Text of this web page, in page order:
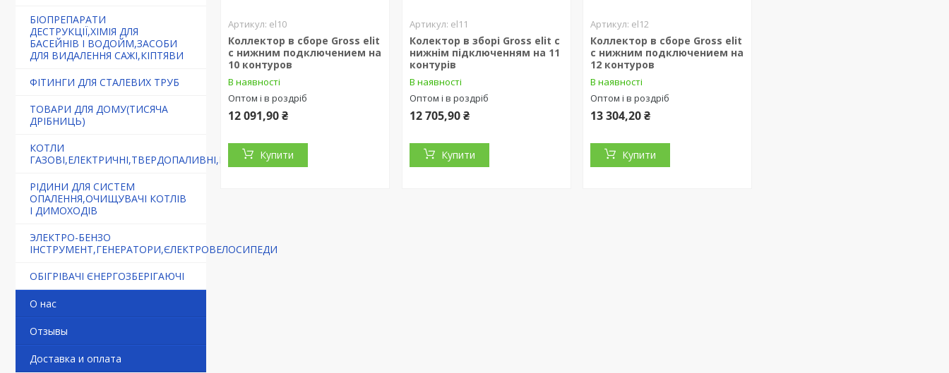
БІОПРЕПАРАТИ
ДЕСТРУКЦІЇ,ХІМІЯ ДЛЯ
БАСЕЙНІВ І ВОДОЙМ,ЗАСОБИ
ДЛЯ ВИДАЛЕННЯ САЖІ,КІПТЯВИ
ФІТИНГИ ДЛЯ СТАЛЕВИХ ТРУБ
ТОВАРИ ДЛЯ ДОМУ(ТИСЯЧА
ДРІБНИЦЬ)
КОТЛИ
ГАЗОВІ,ЕЛЕКТРИЧНІ,ТВЕРДОПАЛИВНІ,БУРЖУЙКИ
РІДИНИ ДЛЯ СИСТЕМ
ОПАЛЕННЯ,ОЧИЩУВАЧІ КОТЛІВ
І ДИМОХОДІВ
ЭЛЕКТРО-БЕНЗО
ІНСТРУМЕНТ,ГЕНЕРАТОРИ,ЄЛЕКТРОВЕЛОСИПЕДИ
ОБІГРІВАЧІ ЄНЕРГОЗБЕРІГАЮЧІ
О нас
Отзывы
Доставка и оплата
el10
Коллектор в сборе Gross elit
c нижним подключением на
10 контуров
В наявності
Оптом і в роздріб
12 091,90 ₴
Купити
el11
Колектор в зборі Gross elit c
нижнім підключенням на 11
контурів
В наявності
Оптом і в роздріб
12 705,90 ₴
Купити
el12
Коллектор в сборе Gross elit
c нижним подключением на
12 контуров
В наявності
Оптом і в роздріб
13 304,20 ₴
Купити